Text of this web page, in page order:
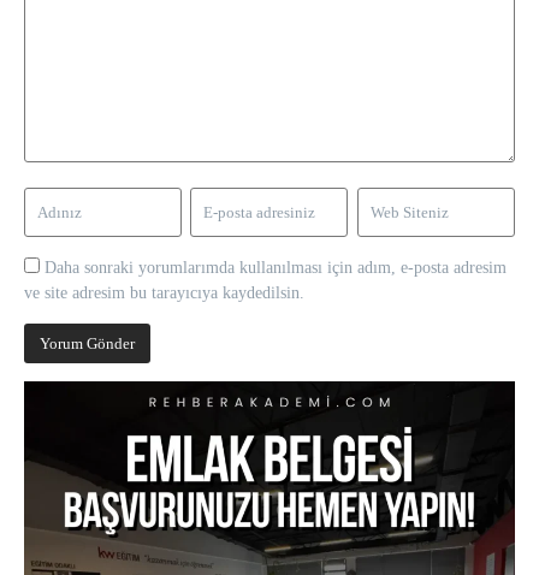
Daha sonraki yorumlarımda kullanılması için adım, e-posta adresim
ve site adresim bu tarayıcıya kaydedilsin.